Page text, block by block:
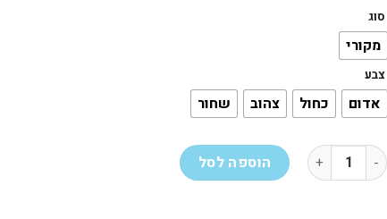
סוג
מקורי
צבע
אדום כחול צהוב שחור
כמות של טונר מקורי 220A HP הוספה לסל